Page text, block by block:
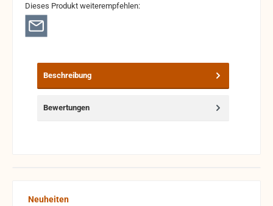
Dieses Produkt weiterempfehlen:
Beschreibung
Bewertungen
Produktgalerie überspringen
Neuheiten